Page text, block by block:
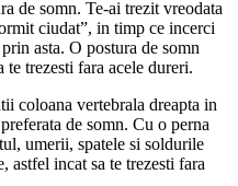
de somn. Te-ai trezit vreodata
ciudat”, in timp ce incerci
asta. O postura de somn
te trezesti fara acele dureri.
coloana vertebrala dreapta in
de somn. Cu o perna
umerii, spatele si soldurile
incat sa te trezesti fara